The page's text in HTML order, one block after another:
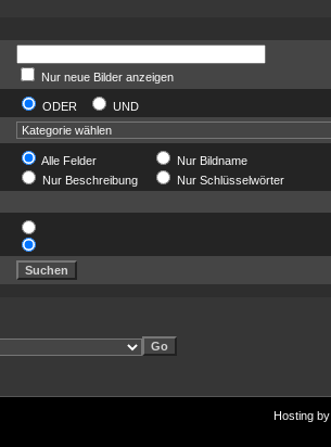
Nur neue Bilder anzeigen
ODER
UND
Alle Felder
Nur Bildname
Nur Beschreibung
Nur Schlüsselwörter
Hosting by